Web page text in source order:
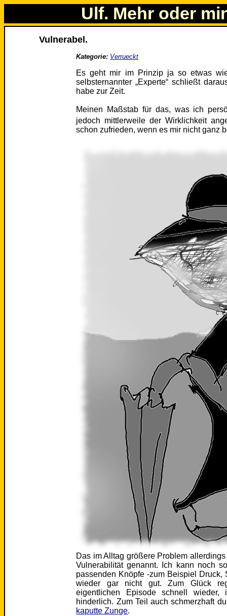
Ulf. Mehr oder
Vulnerabel.
Kategorie: Verrueckt
Es geht mir im Prinzip ja so etwas
selbsternannter „Experte“ schließt
habe zur Zeit.
Meinen Maßstab für das, was ich
jedoch mittlerweile der Wirklichkeit
schon zufrieden, wenn es mir nicht ganz
Das im Alltag größere Problem
Vulnerabilität genannt. Ich kann noch
passenden Knöpfe -zum Beispiel
wieder gar nicht gut. Zum Glück
eigentlichen Episode schnell
hinderlich. Zum Teil auch schmerzhaft
kaputte Zunge.